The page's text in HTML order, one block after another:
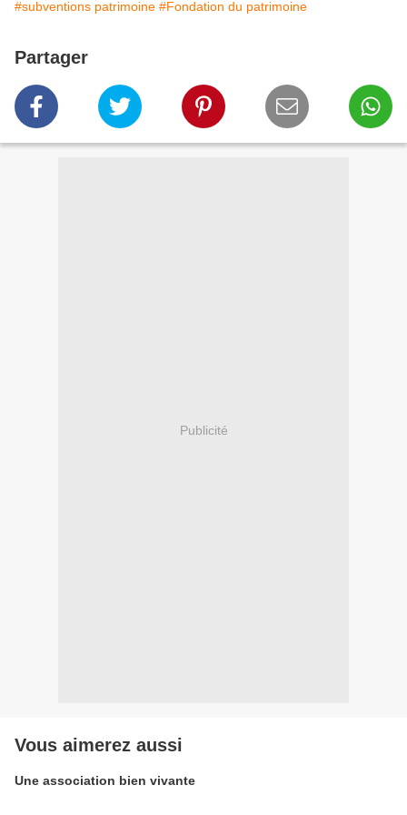
#subventions patrimoine #Fondation du patrimoine
Partager
Publicité
Vous aimerez aussi
Une association bien vivante